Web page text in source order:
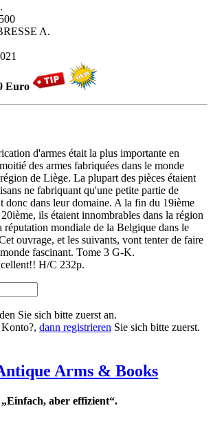
A.
Euro
d'armes était la plus importante en
des armes fabriquées dans le monde
de Liège. La plupart des pièces étaient
ne fabriquant qu'une petite partie de
donc dans leur domaine. A la fin du 19ième
ils étaient innombrables dans la région
réputation mondiale de la Belgique dans le
ouvrage, et les suivants, vont tenter de faire
fascinant. Tome 3 G-K.
H/C 232p.
Sie sich bitte zuerst an.
dann registrieren Sie sich bitte zuerst.
Arms & Books
aber effizient“.